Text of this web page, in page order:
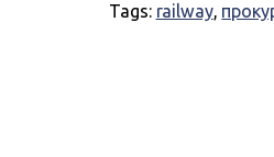
Tags: railway,